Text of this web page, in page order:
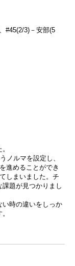
#45(2/3)－安部(5
ノルマを設定し、
進めることができ
しまいました。チ
題が見つかりまし
い時の違いをしっか